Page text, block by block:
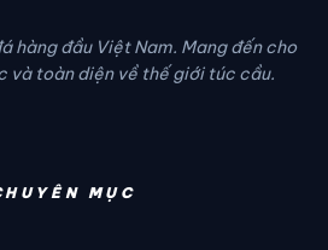
hàng đầu Việt Nam. Mang đến cho
và toàn diện về thế giới túc cầu.
MỤC